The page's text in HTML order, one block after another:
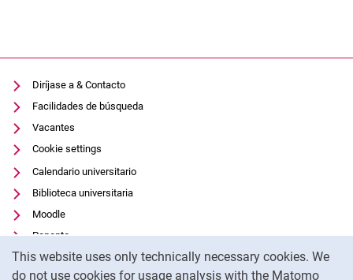
This website uses only technically necessary cookies. We
do not use cookies for usage analysis with the Matomo
Diríjase a & Contacto
Facilidades de búsqueda
Vacantes
Cookie settings
Calendario universitario
Biblioteca universitaria
Moodle
Panopto
Protección de datos